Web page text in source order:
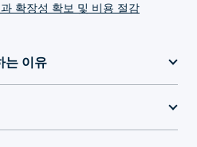
확장성 확보 및 비용 절감
는 이유